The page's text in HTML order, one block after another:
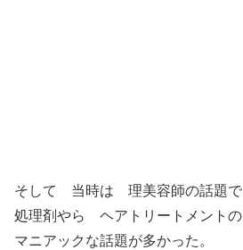
そして 当時は 理美容師の話題で
処理剤やら ヘアトリートメントの
マニアックな話題が多かった。